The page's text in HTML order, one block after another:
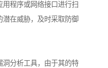
程序或网络接口进行扫
在威胁，及时采取防御
洞分析工具，由于其的特